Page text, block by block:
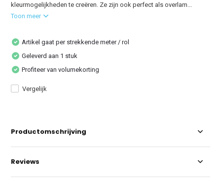
kleurmogelijkheden te creëren. Ze zijn ook perfect als overlam...
Toon meer
Artikel gaat per strekkende meter / rol
Geleverd aan 1 stuk
Profiteer van volumekorting
Vergelijk
Productomschrijving
Reviews